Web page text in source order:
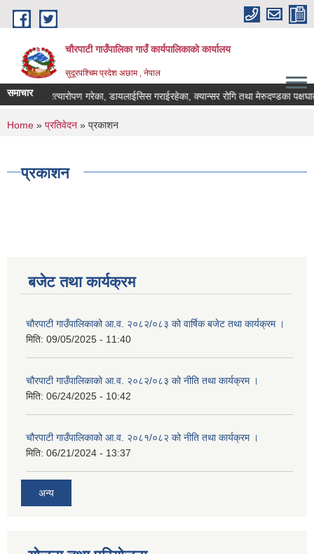
Skip to main content
चौरपाटी गाउँपालिका गाउँ कार्यपालिकाकाे कार्यालय
सुदूरपश्चिम प्रदेश अछाम , नेपाल
समाचार
मृगौला प्रत्यारोपण गरेका, डायलाईसिस गराईरहेका, क्यान्सर रोगि तथा मेरुदण्डका
You are here
Home » प्रतिवेदन » प्रकाशन
प्रकाशन
बजेट तथा कार्यक्रम
चौरपाटी गाउँपालिकाको आ.व. २०८२/०८३ को वार्षिक बजेट तथा कार्यक्रम ।
मिति: 09/05/2025 - 11:40
चौरपाटी गाउँपालिकाको आ.व. २०८२/०८३ को नीति तथा कार्यक्रम ।
मिति: 06/24/2025 - 10:42
चौरपाटी गाउँपालिकाको आ.व. २०८१/०८२ को नीति तथा कार्यक्रम ।
मिति: 06/21/2024 - 13:37
अन्य